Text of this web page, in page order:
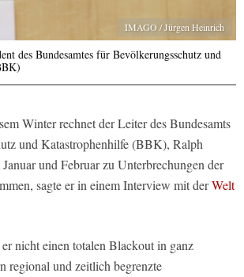
IMAGO / Jürgen Heinrich
des Bundesamtes für Bevölkerungsschutz und
Winter rechnet der Leiter des Bundesamts
und Katastrophenhilfe (BBK), Ralph
und Februar zu Unterbrechungen der
sagte er in einem Interview mit derWelt
nicht einen totalen Blackout in ganz
regional und zeitlich begrenzte